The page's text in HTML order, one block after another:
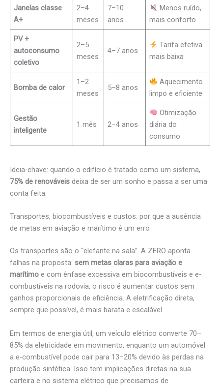
Janelas classe
A+
2–4
meses
7–10
anos
Menos ruído,
mais conforto
PV +
autoconsumo
coletivo
2–5
meses
4–7 anos
Tarifa efetiva
mais baixa
Bomba de calor
1–2
meses
5–8 anos
Aquecimento
limpo e eficiente
Gestão
inteligente
1 mês 2–4 anos
Otimização
diária do
consumo
Ideia-chave: quando o edifício é tratado como um sistema,
75% de renováveis deixa de ser um sonho e passa a ser uma
conta feita.
Transportes, biocombustíveis e custos: por que a ausência
de metas em aviação e marítimo é um erro
Os transportes são o “elefante na sala”. A ZERO aponta
falhas na proposta: sem metas claras para aviação e
marítimo e com ênfase excessiva em biocombustíveis e e-
combustíveis na rodovia, o risco é aumentar custos sem
ganhos proporcionais de eficiência. A eletrificação direta,
sempre que possível, é mais barata e escalável.
Em termos de energia útil, um veículo elétrico converte 70–
85% da eletricidade em movimento, enquanto um automóvel
a e-combustível pode cair para 13–20% devido às perdas na
produção sintética. Isso tem implicações diretas na sua
carteira e no sistema elétrico que precisamos de